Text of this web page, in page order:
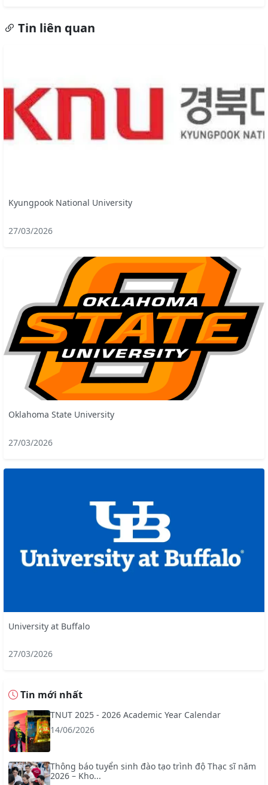
Tin liên quan
Kyungpook National University
27/03/2026
Oklahoma State University
27/03/2026
University at Buffalo
27/03/2026
Tin mới nhất
TNUT 2025 - 2026 Academic Year Calendar
14/06/2026
Thông báo tuyển sinh đào tạo trình độ Thạc sĩ năm
2026 – Kho...